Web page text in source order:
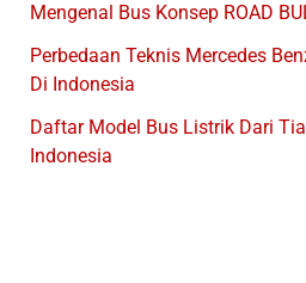
Mengenal Bus Konsep ROAD
Perbedaan Teknis Mercedes
Di Indonesia
Daftar Model Bus Listrik Dari
Indonesia